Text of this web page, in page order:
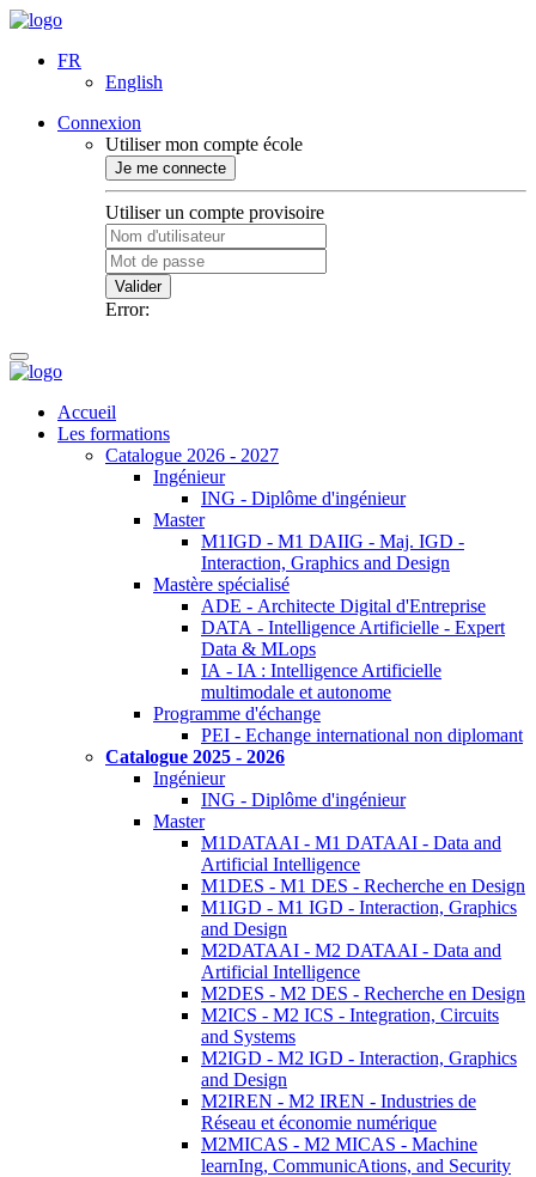
FR
English
Connexion
Utiliser mon compte école
Je me connecte
Utiliser un compte provisoire
Valider
Error:
Accueil
Les formations
Catalogue 2026 - 2027
Ingénieur
ING - Diplôme d'ingénieur
Master
M1IGD - M1 DAIIG - Maj. IGD -
Interaction, Graphics and Design
Mastère spécialisé
ADE - Architecte Digital d'Entreprise
DATA - Intelligence Artificielle - Expert
Data & MLops
IA - IA : Intelligence Artificielle
multimodale et autonome
Programme d'échange
PEI - Echange international non diplomant
Catalogue 2025 - 2026
Ingénieur
ING - Diplôme d'ingénieur
Master
M1DATAAI - M1 DATAAI - Data and
Artificial Intelligence
M1DES - M1 DES - Recherche en Design
M1IGD - M1 IGD - Interaction, Graphics
and Design
M2DATAAI - M2 DATAAI - Data and
Artificial Intelligence
M2DES - M2 DES - Recherche en Design
M2ICS - M2 ICS - Integration, Circuits
and Systems
M2IGD - M2 IGD - Interaction, Graphics
and Design
M2IREN - M2 IREN - Industries de
Réseau et économie numérique
M2MICAS - M2 MICAS - Machine
learnIng, CommunicAtions, and Security